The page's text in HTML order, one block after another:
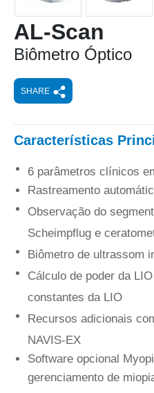
AL-Scan
Biômetro Óptico
SHARE
Características
6 parâmetros clínicos
Rastreamento
Observação do
Scheimpflug e
Biômetro de ultrassom
Cálculo de poder da
constantes da LIO
Recursos adicionais
NAVIS-EX
Software opcional
gerenciamento de